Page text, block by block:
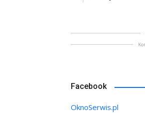
Facebook
OknoSerwis.pl